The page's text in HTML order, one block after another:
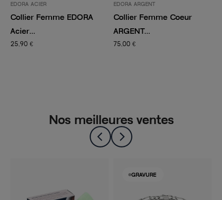
EDORA ARGENT
Collier Femme Coeur
EDORA PLAQUE OR
Collier Femme ailes
d’ange...
Nos meilleures ventes